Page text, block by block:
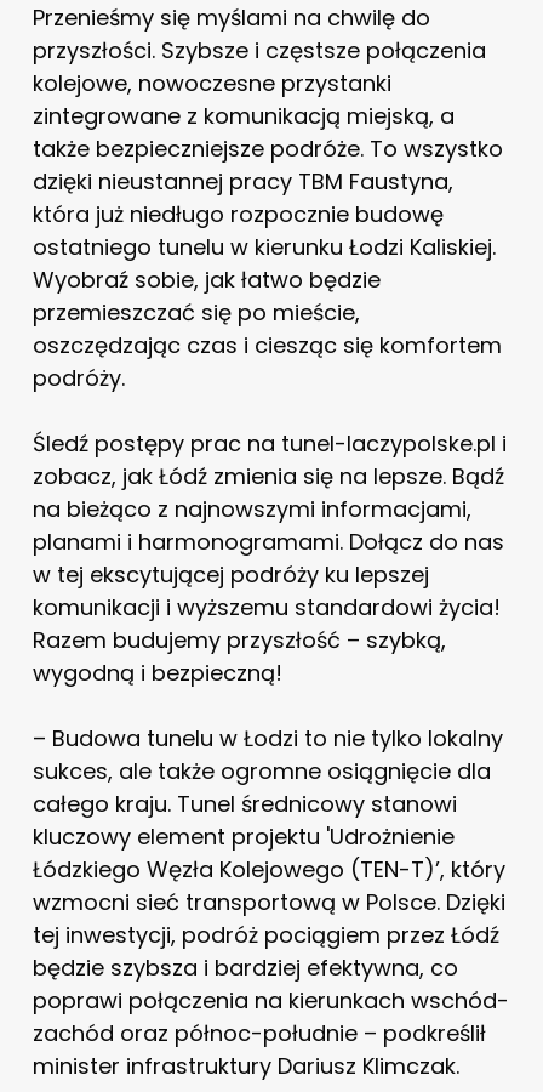
Przenieśmy się myślami na chwilę do
przyszłości. Szybsze i częstsze połączenia
kolejowe, nowoczesne przystanki
zintegrowane z komunikacją miejską, a
także bezpieczniejsze podróże. To wszystko
dzięki nieustannej pracy TBM Faustyna,
która już niedługo rozpocznie budowę
ostatniego tunelu w kierunku Łodzi Kaliskiej.
Wyobraź sobie, jak łatwo będzie
przemieszczać się po mieście,
oszczędzając czas i ciesząc się komfortem
podróży.
Śledź postępy prac na tunel-laczypolske.pl i
zobacz, jak Łódź zmienia się na lepsze. Bądź
na bieżąco z najnowszymi informacjami,
planami i harmonogramami. Dołącz do nas
w tej ekscytującej podróży ku lepszej
komunikacji i wyższemu standardowi życia!
Razem budujemy przyszłość – szybką,
wygodną i bezpieczną!
– Budowa tunelu w Łodzi to nie tylko lokalny
sukces, ale także ogromne osiągnięcie dla
całego kraju. Tunel średnicowy stanowi
kluczowy element projektu 'Udrożnienie
Łódzkiego Węzła Kolejowego (TEN-T)’, który
wzmocni sieć transportową w Polsce. Dzięki
tej inwestycji, podróż pociągiem przez Łódź
będzie szybsza i bardziej efektywna, co
poprawi połączenia na kierunkach wschód-
zachód oraz północ-południe – podkreślił
minister infrastruktury Dariusz Klimczak.